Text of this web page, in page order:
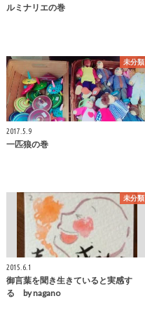
ルミナリエの巻
未分類
2017.5.9
一匹狼の巻
未分類
2015.6.1
御言葉を聞き生きていると実感す
る by nagano